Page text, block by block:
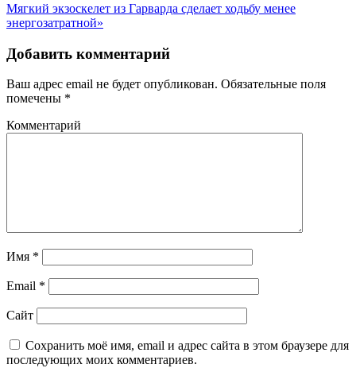
Мягкий экзоскелет из Гарварда сделает ходьбу менее
энергозатратной»
Добавить комментарий
Ваш адрес email не будет опубликован. Обязательные поля
помечены *
Комментарий
Имя *
Email *
Сайт
Сохранить моё имя, email и адрес сайта в этом браузере для
последующих моих комментариев.